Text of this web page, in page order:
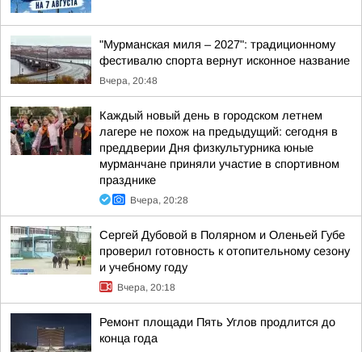
"Мурманская миля – 2027": традиционному
фестивалю спорта вернут исконное название
Вчера, 20:48
Каждый новый день в городском летнем
лагере не похож на предыдущий: сегодня в
преддверии Дня физкультурника юные
мурманчане приняли участие в спортивном
празднике
Вчера, 20:28
Сергей Дубовой в Полярном и Оленьей Губе
проверил готовность к отопительному сезону
и учебному году
Вчера, 20:18
Ремонт площади Пять Углов продлится до
конца года